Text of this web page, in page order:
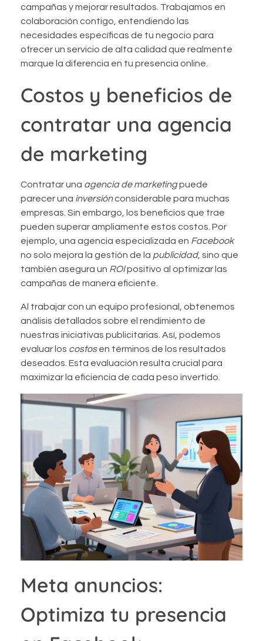
campañas y mejorar resultados. Trabajamos en
colaboración contigo, entendiendo las
necesidades específicas de tu negocio para
ofrecer un servicio de alta calidad que realmente
marque la diferencia en tu presencia online.
Costos y beneficios de
contratar una agencia
de marketing
Contratar una agencia de marketingpuede
parecer una inversiónconsiderable para muchas
empresas. Sin embargo, los beneficios que trae
pueden superar ampliamente estos costos. Por
ejemplo, una agencia especializada en Facebook
no solo mejora la gestión de la publicidad, sino que
también asegura un ROIpositivo al optimizar las
campañas de manera eficiente.
Al trabajar con un equipo profesional, obtenemos
análisis detallados sobre el rendimiento de
nuestras iniciativas publicitarias. Así, podemos
evaluar los costosen términos de los resultados
deseados. Esta evaluación resulta crucial para
maximizar la eficiencia de cada peso invertido.
Meta anuncios:
Optimiza tu presencia